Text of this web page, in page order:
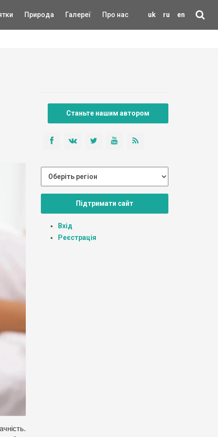
uk ru en
Природа Галереї Про нас
Станьте нашим автором
Підтримати сайт
Вхід
Реєстрація